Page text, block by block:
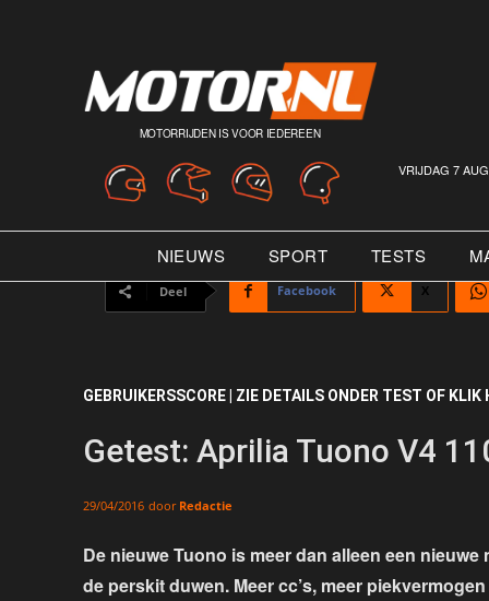
MOTORRIJDEN IS VOOR IEDEREEN
VRIJDAG 7
NIEUWS SPORT TESTS
Deel Facebook X
GEBRUIKERSSCORE | ZIE DETAILS ONDER TEST OF KLIK
Getest: Aprilia Tuono V4
29/04/2016 door Redactie
De nieuwe Tuono is meer dan alleen een
de perskit duwen. Meer cc’s, meer